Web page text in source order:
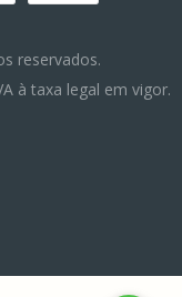
reservados.
à taxa legal em vigor.